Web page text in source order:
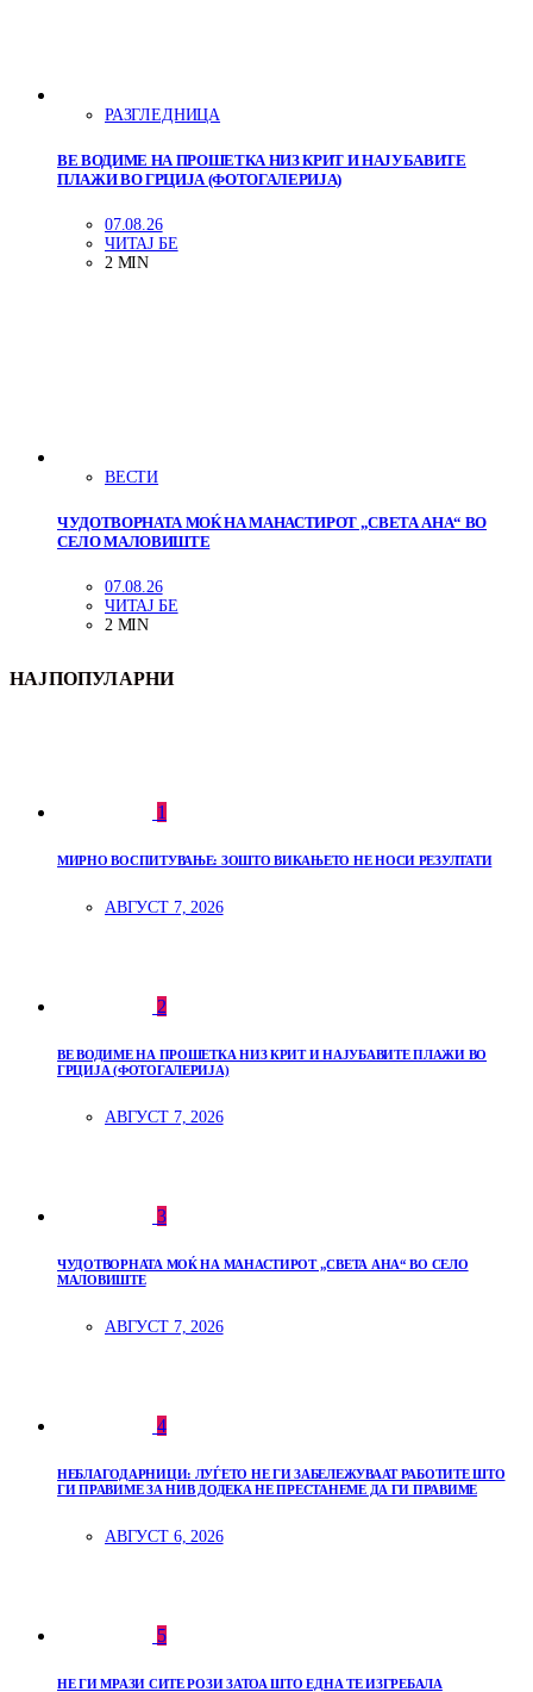
РАЗГЛЕДНИЦА
ВЕ ВОДИМЕ НА ПРОШЕТКА НИЗ КРИТ И НАЈУБАВИТЕ
ПЛАЖИ ВО ГРЦИЈА (ФОТОГАЛЕРИЈА)
07.08.26
ЧИТАЈ БЕ
2 MIN
ВЕСТИ
ЧУДОТВОРНАТА МОЌ НА МАНАСТИРОТ „СВЕТА АНА“ ВО
СЕЛО МАЛОВИШТЕ
07.08.26
ЧИТАЈ БЕ
2 MIN
НАЈПОПУЛАРНИ
1
МИРНО ВОСПИТУВАЊЕ: ЗОШТО ВИКАЊЕТО НЕ НОСИ РЕЗУЛТАТИ
АВГУСТ 7, 2026
2
ВЕ ВОДИМЕ НА ПРОШЕТКА НИЗ КРИТ И НАЈУБАВИТЕ ПЛАЖИ ВО
ГРЦИЈА (ФОТОГАЛЕРИЈА)
АВГУСТ 7, 2026
3
ЧУДОТВОРНАТА МОЌ НА МАНАСТИРОТ „СВЕТА АНА“ ВО СЕЛО
МАЛОВИШТЕ
АВГУСТ 7, 2026
4
НЕБЛАГОДАРНИЦИ: ЛУЃЕТО НЕ ГИ ЗАБЕЛЕЖУВААТ РАБОТИТЕ ШТО
ГИ ПРАВИМЕ ЗА НИВ ДОДЕКА НЕ ПРЕСТАНЕМЕ ДА ГИ ПРАВИМЕ
АВГУСТ 6, 2026
5
НЕ ГИ МРАЗИ СИТЕ РОЗИ ЗАТОА ШТО ЕДНА ТЕ ИЗГРЕБАЛА